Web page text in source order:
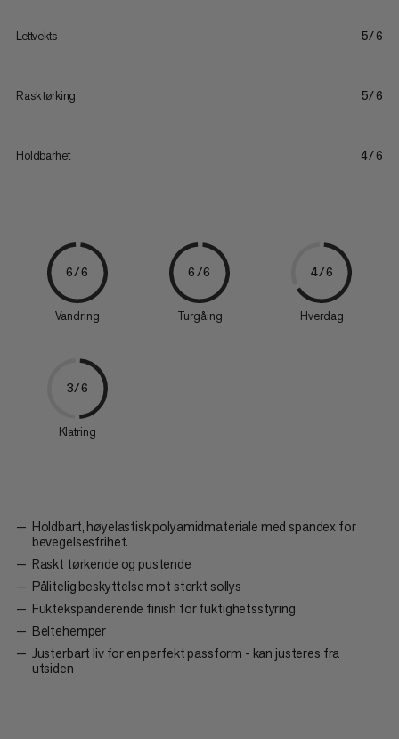
Lettvekts 5/6
Rask tørking 5/6
Holdbarhet 4/6
6/6
Vandring
6/6
Turgåing
4/6
Hverdag
3/6
Klatring
Holdbart, høyelastisk polyamidmateriale med spandex for
bevegelsesfrihet.
Raskt tørkende og pustende
Pålitelig beskyttelse mot sterkt sollys
Fuktekspanderende finish for fuktighetsstyring
Beltehemper
Justerbart liv for en perfekt passform - kan justeres fra
utsiden